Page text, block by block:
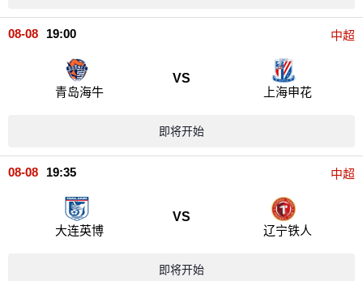
19:00
08-08 中超
青岛海牛
VS
上海申花
即将开始
19:35
08-08 中超
大连英博
VS
辽宁铁人
即将开始